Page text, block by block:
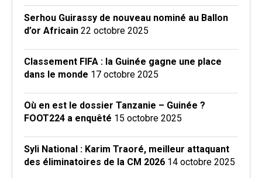
Serhou Guirassy de nouveau nominé au Ballon
d’or Africain 22 octobre 2025
Classement FIFA : la Guinée gagne une place
dans le monde 17 octobre 2025
Où en est le dossier Tanzanie – Guinée ?
FOOT224 a enquêté 15 octobre 2025
Syli National : Karim Traoré, meilleur attaquant
des éliminatoires de la CM 2026 14 octobre 2025